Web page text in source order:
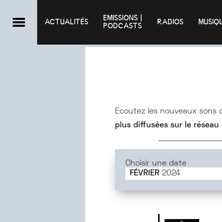
ACTUALITÉS
EMISSIONS |
PODCASTS
RADIOS
Ecoutez les nouveaux sons
plus diffusées sur le réseau
Choisir une date
FÉVRIER2024